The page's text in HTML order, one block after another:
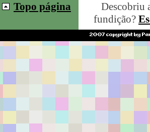
Topo página
Descobriu
fundição?